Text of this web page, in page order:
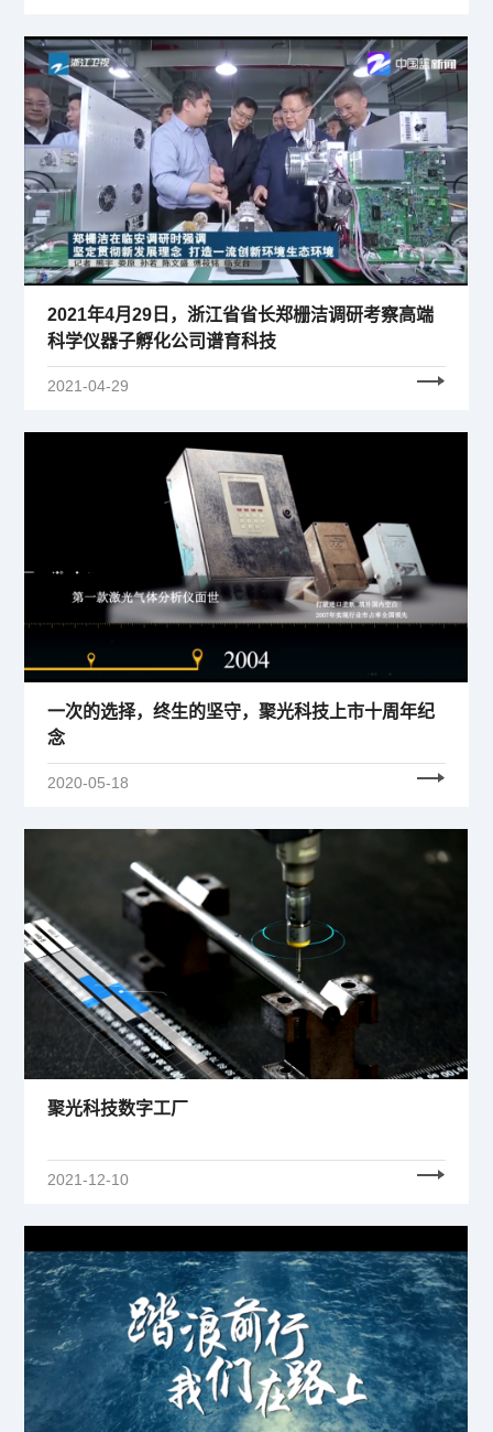
2021年4月29日，浙江省省长郑栅洁调研考察高端
科学仪器子孵化公司谱育科技
2021-04-29
一次的选择，终生的坚守，聚光科技上市十周年纪
念
2020-05-18
聚光科技数字工厂
2021-12-10